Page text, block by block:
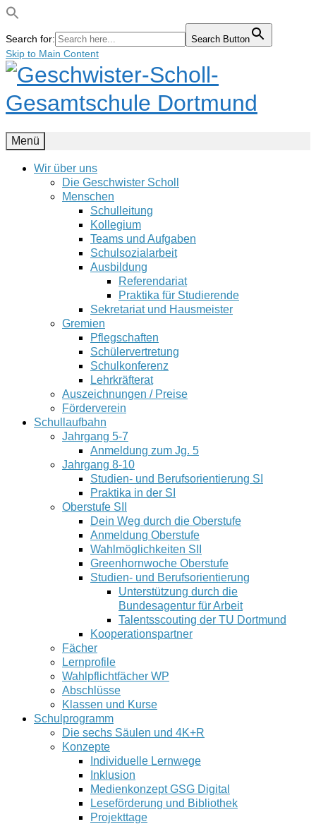
Search for: Search Button
Skip to Main Content
Menü
Wir über uns
Die Geschwister Scholl
Menschen
Schulleitung
Kollegium
Teams und Aufgaben
Schulsozialarbeit
Ausbildung
Referendariat
Praktika für Studierende
Sekretariat und Hausmeister
Gremien
Pflegschaften
Schülervertretung
Schulkonferenz
Lehrkräfterat
Auszeichnungen / Preise
Förderverein
Schullaufbahn
Jahrgang 5-7
Anmeldung zum Jg. 5
Jahrgang 8-10
Studien- und Berufsorientierung SI
Praktika in der SI
Oberstufe SII
Dein Weg durch die Oberstufe
Anmeldung Oberstufe
Wahlmöglichkeiten SII
Greenhornwoche Oberstufe
Studien- und Berufsorientierung
Unterstützung durch die
Bundesagentur für Arbeit
Talentsscouting der TU Dortmund
Kooperationspartner
Fächer
Lernprofile
Wahlpflichtfächer WP
Abschlüsse
Klassen und Kurse
Schulprogramm
Die sechs Säulen und 4K+R
Konzepte
Individuelle Lernwege
Inklusion
Medienkonzept GSG Digital
Leseförderung und Bibliothek
Projekttage